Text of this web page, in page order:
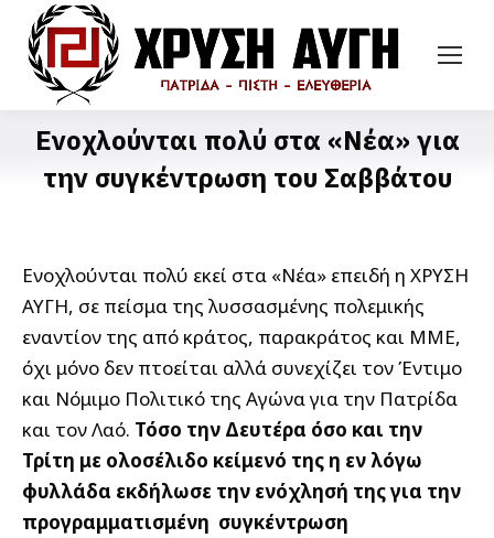
Ενοχλούνται πολύ στα «Νέα» για
την συγκέντρωση του Σαββάτου
Ενοχλούνται πολύ εκεί στα «Νέα» επειδή η ΧΡΥΣΗ
ΑΥΓΗ, σε πείσμα της λυσσασμένης πολεμικής
εναντίον της από κράτος, παρακράτος και ΜΜΕ,
όχι μόνο δεν πτοείται αλλά συνεχίζει τον Έντιμο
και Νόμιμο Πολιτικό της Αγώνα για την Πατρίδα
και τον Λαό. Τόσο την Δευτέρα όσο και την
Τρίτη με ολοσέλιδο κείμενό της η εν λόγω
φυλλάδα εκδήλωσε την ενόχλησή της για την
προγραμματισμένη συγκέντρωση